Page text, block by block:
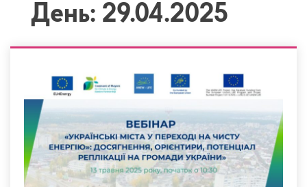
День: 29.04.2025